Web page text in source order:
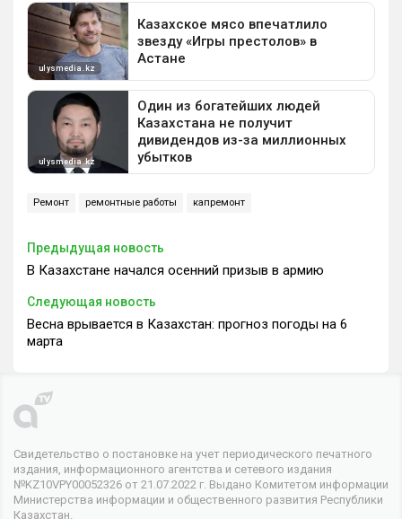
Ремонт ремонтные работы капремонт
Предыдущая новость
В Казахстане начался осенний призыв в армию
Следующая новость
Весна врывается в Казахстан: прогноз погоды на 6
марта
Свидетельство о постановке на учет периодического печатного
издания, информационного агентства и сетевого издания
№KZ10VPY00052326 от 21.07.2022 г. Выдано Комитетом информации
Министерства информации и общественного развития Республики
Казахстан.